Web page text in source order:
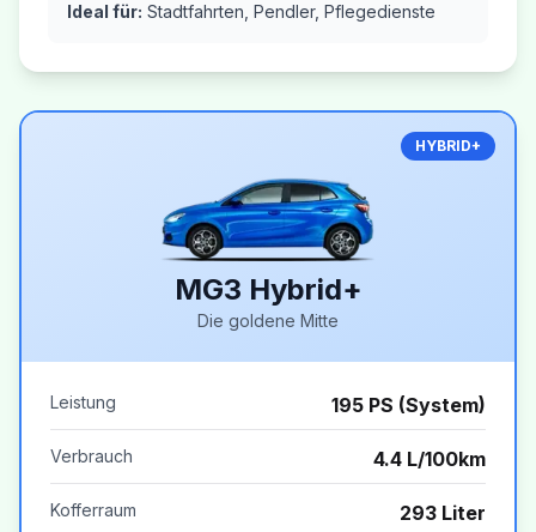
Ideal für: Stadtfahrten, Pendler, Pflegedienste
HYBRID+
MG3 Hybrid+
Die goldene Mitte
Leistung 195 PS (System)
Verbrauch 4.4 L/100km
Kofferraum 293 Liter